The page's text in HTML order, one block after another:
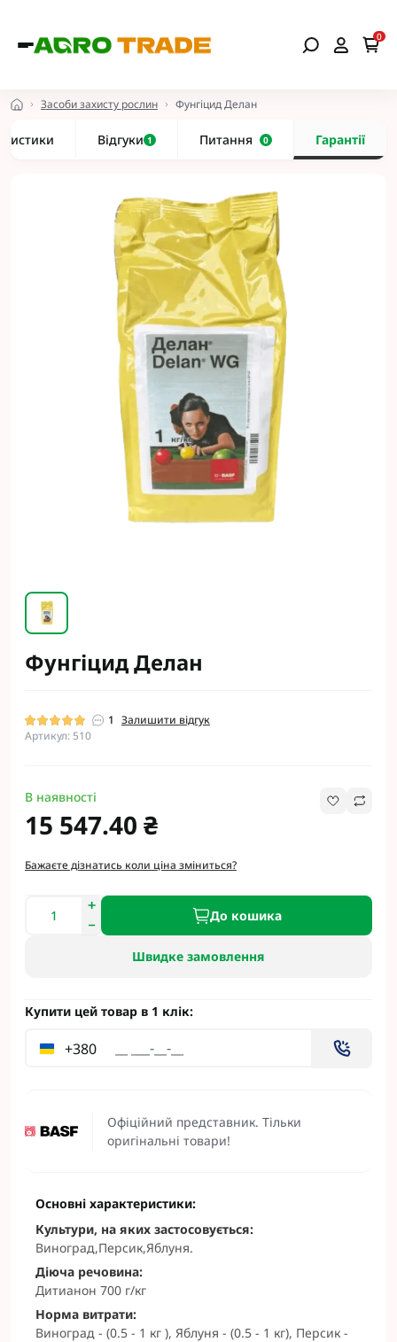
0
Засоби захисту рослин Фунгіцид Делан
Відгуки 1 Питання 0 Гарантії
Фунгіцид Делан
1 Залишити відгук
Артикул: 510
Офіційний представник. Тільки
оригінальні товари!
В наявності
15 547.40 ₴
Бажаєте дізнатись коли ціна зміниться?
До кошика
Швидке замовлення
Купити цей товар в 1 клік:
+380
Основні характеристики:
Культури, на яких застосовується:
Виноград,Персик,Яблуня.
Діюча речовина:
Дитианон 700 г/кг
Норма витрати:
Виноград - (0.5 - 1 кг ), Яблуня - (0.5 - 1 кг), Персик -